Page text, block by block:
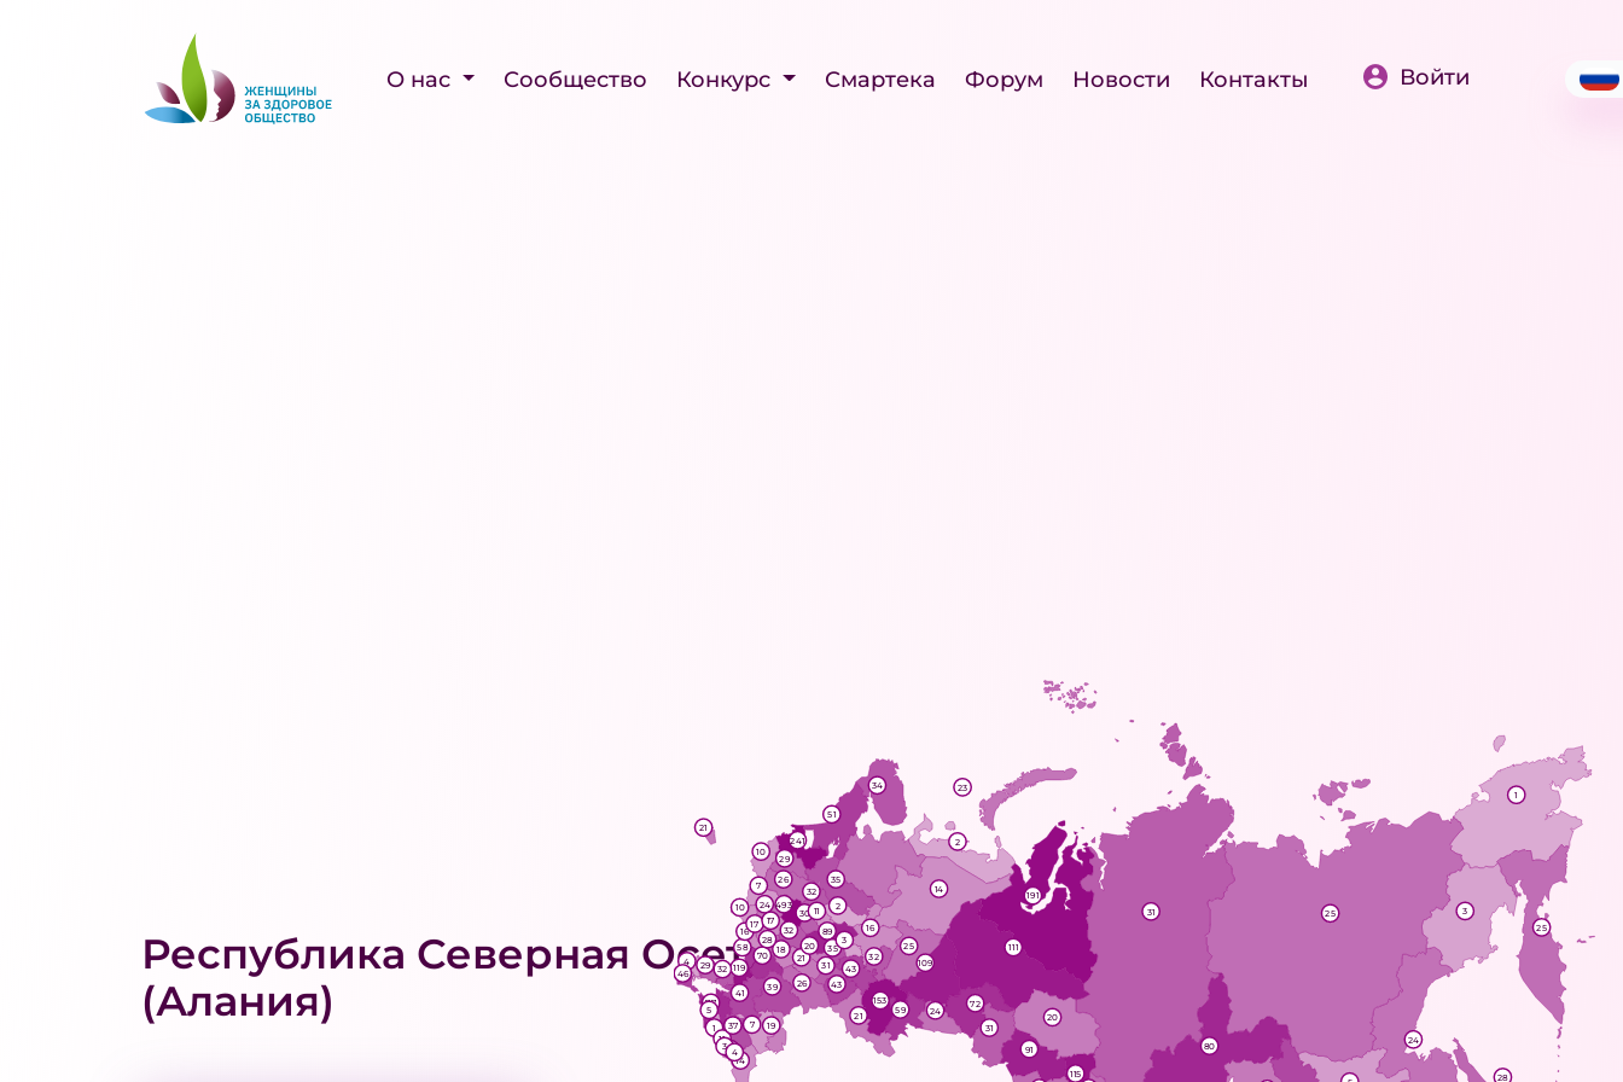
О нас Сообщество Конкурс Смартека Форум Новости Контакты Войти
Республика Северная Осетия
(Алания)
119
4 29 32
80
20
111
25
26
7
70
39 26
21
31 25
3
25
58
24 493
30
89
35
3
43
43
41
77
1
11
37
14
91
115 28
1
191
23
10
2
35
241
34
18
21
16
14
46
5
153
2
7
51
20
3
32
4
24
19
10 11
21
24
16
28
29
31
17
32
109
17
72
31
59
32
2